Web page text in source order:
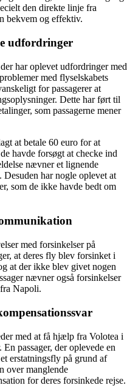
den direkte linje fra
bekvem og effektiv.
udfordringer
har oplevet udfordringer med
med flyselskabets
for passagerer at
Dette har ført til
som passagerne mener
at betale 60 euro for at
havde forsøgt at checke ind
nævner et lignende
har nogle oplevet at
som de ikke havde bedt om
med forsinkelser på
at deres fly blev forsinket i
at der ikke blev givet nogen
nævner også forsinkelser
Napoli.
med at få hjælp fra Volotea i
passager, der oplevede en
erstatningsfly på grund af
over manglende
for deres forsinkede rejse.